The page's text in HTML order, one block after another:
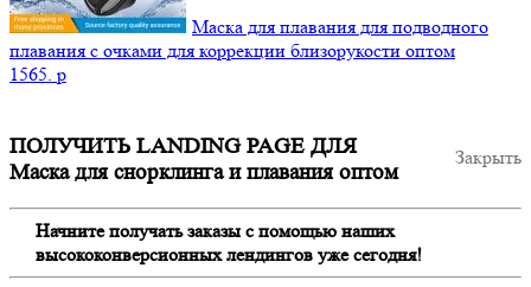
Маска для плавания для подводного
плавания с очками для коррекции близорукости оптом
1565. p
Закрыть
ПОЛУЧИТЬ LANDING PAGE ДЛЯ
Маска для снорклинга и плавания оптом
Начните получать заказы с помощью наших
высококонверсионных лендингов уже сегодня!